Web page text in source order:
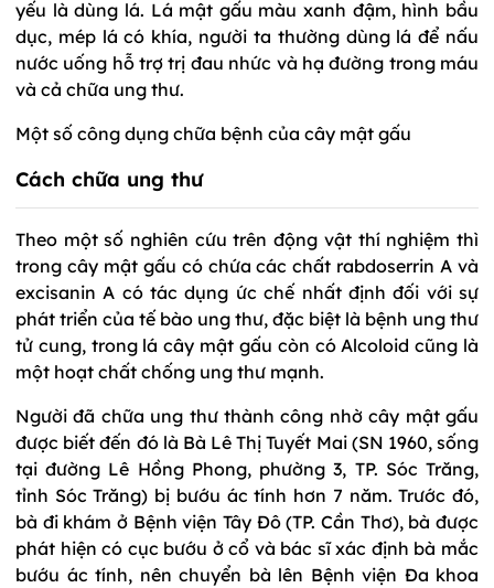
yếu là dùng lá. Lá mật gấu màu xanh đậm, hình bầu
dục, mép lá có khía, người ta thường dùng lá để nấu
nước uống hỗ trợ trị đau nhức và hạ đường trong máu
và cả chữa ung thư.
Một số công dụng chữa bệnh của cây mật gấu
Cách chữa ung thư
Theo một số nghiên cứu trên động vật thí nghiệm thì
trong cây mật gấu có chứa các chất rabdoserrin A và
excisanin A có tác dụng ức chế nhất định đối với sự
phát triển của tế bào ung thư, đặc biệt là bệnh ung thư
tử cung, trong lá cây mật gấu còn có Alcoloid cũng là
một hoạt chất chống ung thư mạnh.
Người đã chữa ung thư thành công nhờ cây mật gấu
được biết đến đó là Bà Lê Thị Tuyết Mai (SN 1960, sống
tại đường Lê Hồng Phong, phường 3, TP. Sóc Trăng,
tỉnh Sóc Trăng) bị bướu ác tính hơn 7 năm. Trước đó,
bà đi khám ở Bệnh viện Tây Đô (TP. Cần Thơ), bà được
phát hiện có cục bướu ở cổ và bác sĩ xác định bà mắc
bướu ác tính, nên chuyển bà lên Bệnh viện Đa khoa